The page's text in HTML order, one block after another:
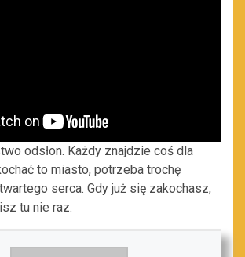
odsłon. Każdy znajdzie coś dla
to miasto, potrzeba trochę
serca. Gdy już się zakochasz,
tu nie raz.